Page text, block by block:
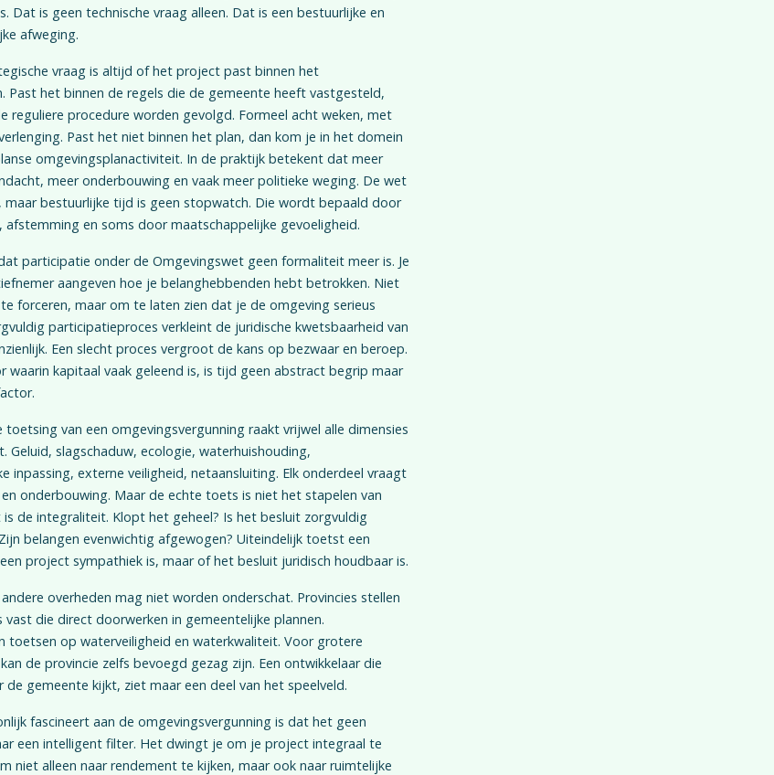
Dat is geen technische vraag alleen. Dat is een bestuurlijke en
afweging.
vraag is altijd of het project past binnen het
Past het binnen de regels die de gemeente heeft vastgesteld,
reguliere procedure worden gevolgd. Formeel acht weken, met
Past het niet binnen het plan, dan kom je in het domein
omgevingsplanactiviteit. In de praktijk betekent dat meer
meer onderbouwing en vaak meer politieke weging. De wet
maar bestuurlijke tijd is geen stopwatch. Die wordt bepaald door
afstemming en soms door maatschappelijke gevoeligheid.
participatie onder de Omgevingswet geen formaliteit meer is. Je
aangeven hoe je belanghebbenden hebt betrokken. Niet
forceren, maar om te laten zien dat je de omgeving serieus
participatieproces verkleint de juridische kwetsbaarheid van
Een slecht proces vergroot de kans op bezwaar en beroep.
waarin kapitaal vaak geleend is, is tijd geen abstract begrip maar
toetsing van een omgevingsvergunning raakt vrijwel alle dimensies
Geluid, slagschaduw, ecologie, waterhuishouding,
inpassing, externe veiligheid, netaansluiting. Elk onderdeel vraagt
onderbouwing. Maar de echte toets is niet het stapelen van
de integraliteit. Klopt het geheel? Is het besluit zorgvuldig
belangen evenwichtig afgewogen? Uiteindelijk toetst een
project sympathiek is, maar of het besluit juridisch houdbaar is.
overheden mag niet worden onderschat. Provincies stellen
vast die direct doorwerken in gemeentelijke plannen.
toetsen op waterveiligheid en waterkwaliteit. Voor grotere
de provincie zelfs bevoegd gezag zijn. Een ontwikkelaar die
de gemeente kijkt, ziet maar een deel van het speelveld.
fascineert aan de omgevingsvergunning is dat het geen
een intelligent filter. Het dwingt je om je project integraal te
niet alleen naar rendement te kijken, maar ook naar ruimtelijke